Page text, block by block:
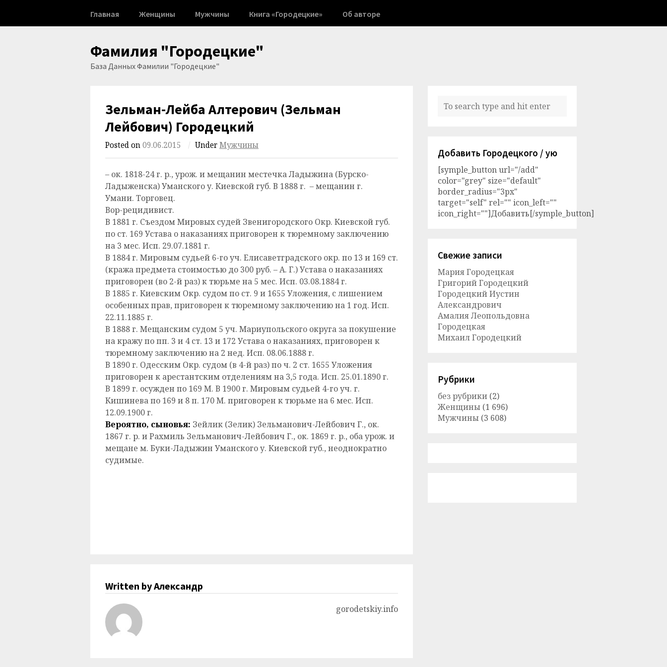
content
Главная Женщины Мужчины Книга «Городецкие» Об авторе
Фамилия "Городецкие"
База Данных Фамилии "Городецкие"
Зельман-Лейба Алтерович (Зельман
Лейбович) Городецкий
Posted on09.06.2015 / UnderМужчины
– ок. 1818-24 г. р., урож. и мещанин местечка Ладыжина (Бурско-
Ладыженска) Уманского у. Киевской губ. В 1888 г. – мещанин г.
Умани. Торговец.
Вор-рецидивист.
В 1881 г. Съездом Мировых судей Звенигородского Окр. Киевской губ.
по ст. 169 Устава о наказаниях приговорен к тюремному заключению
на 3 мес. Исп. 29.07.1881 г.
В 1884 г. Мировым судьей 6-го уч. Елисаветградского окр. по 13 и 169 ст.
(кража предмета стоимостью до 300 руб. – А. Г.) Устава о наказаниях
приговорен (во 2-й раз) к тюрьме на 5 мес. Исп. 03.08.1884 г.
В 1885 г. Киевским Окр. судом по ст. 9 и 1655 Уложения, с лишением
особенных прав, приговорен к тюремному заключению на 1 год. Исп.
22.11.1885 г.
В 1888 г. Мещанским судом 5 уч. Мариупольского округа за покушение
на кражу по пп. 3 и 4 ст. 13 и 172 Устава о наказаниях, приговорен к
тюремному заключению на 2 нед. Исп. 08.06.1888 г.
В 1890 г. Одесским Окр. судом (в 4-й раз) по ч. 2 ст. 1655 Уложения
приговорен к арестантским отделениям на 3,5 года. Исп. 25.01.1890 г.
В 1899 г. осужден по 169 М. В 1900 г. Мировым судьей 4-го уч. г.
Кишинева по 169 и 8 п. 170 М. приговорен к тюрьме на 6 мес. Исп.
12.09.1900 г.
Вероятно, сыновья: Зейлик (Зелик) Зельманович-Лейбович Г., ок.
1867 г. р. и Рахмиль Зельманович-Лейбович Г., ок. 1869 г. р., оба урож. и
мещане м. Буки-Ладыжин Уманского у. Киевской губ., неоднократно
судимые.
Written by Александр
gorodetskiy.info
Добавить Городецкого / ую
[symple_button url="/add"
color="grey" size="default"
border_radius="3px"
target="self" rel="" icon_left=""
icon_right=""]Добавить[/symple_button]
Свежие записи
Мария Городецкая
Григорий Городецкий
Городецкий Иустин
Александрович
Амалия Леопольдовна
Городецкая
Михаил Городецкий
Рубрики
без рубрики (2)
Женщины (1 696)
Мужчины (3 608)